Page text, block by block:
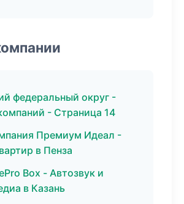
федеральный округ -
- Страница 14
Премиум Идеал -
в Пенза
Box - Автозвук и
в Казань